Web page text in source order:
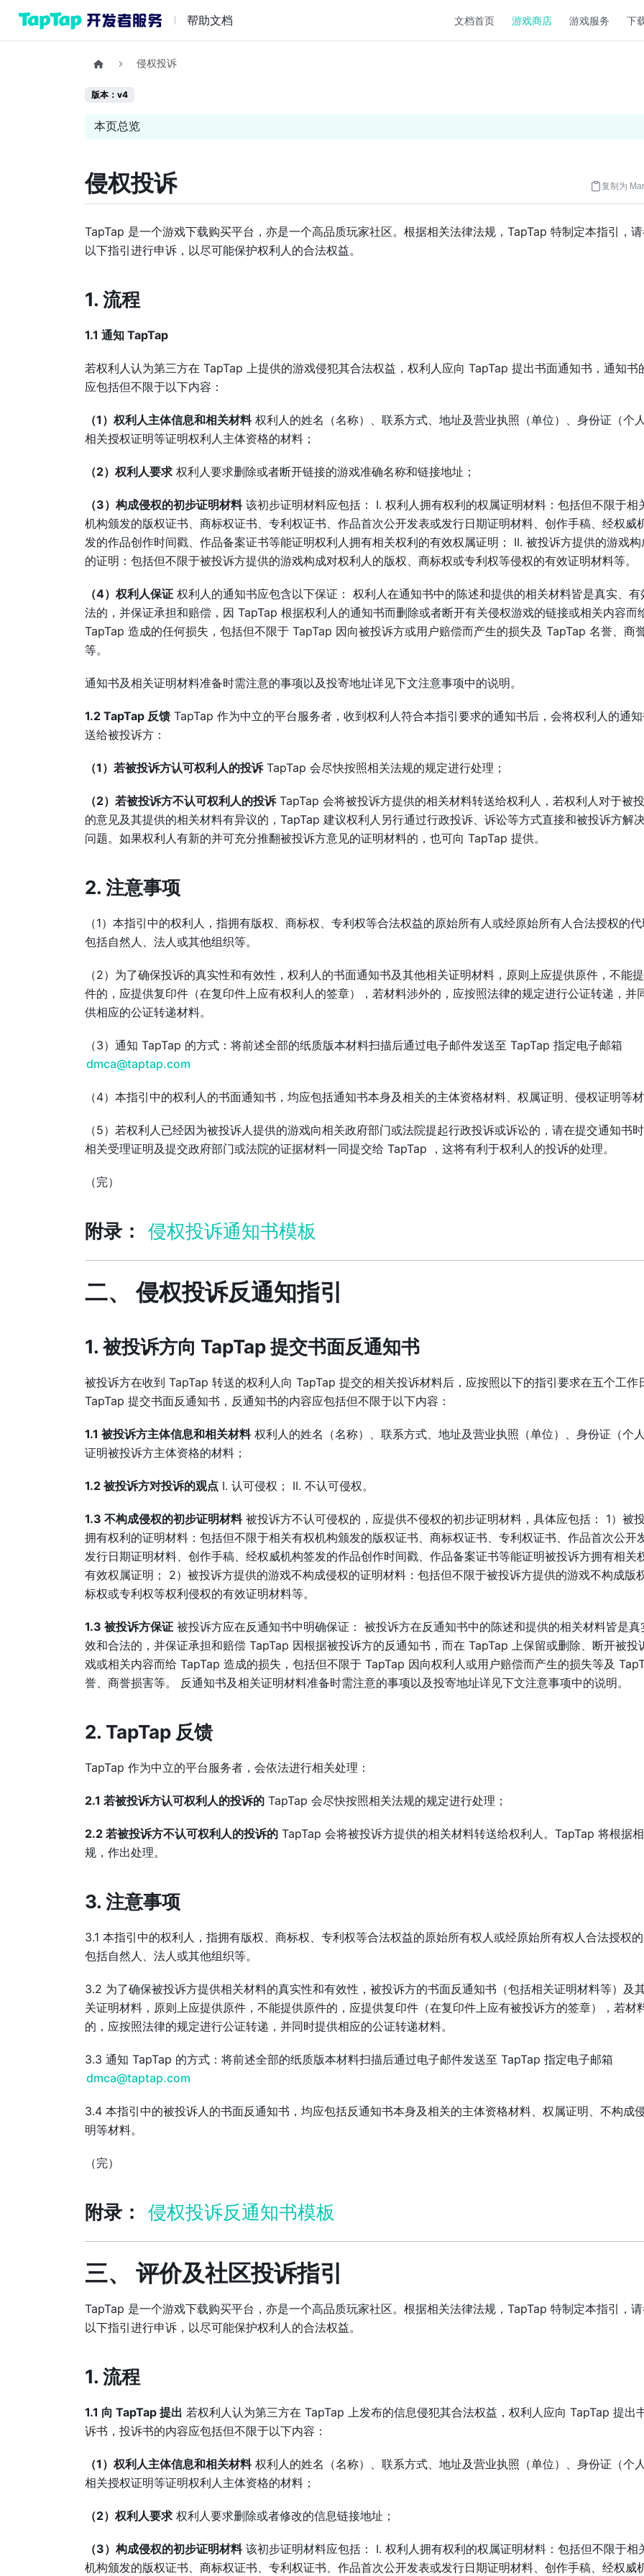
帮助文档 文档首页 游戏商店 游戏服务 下
侵权投诉
版本：v4
本页总览
侵权投诉 复制为
TapTap 是一个游戏下载购买平台，亦是一个高品质玩家社区。根据相关法律法规，TapTap 特制定本指引，
以下指引进行申诉，以尽可能保护权利人的合法权益。
1. 流程
1.1 通知 TapTap
若权利人认为第三方在 TapTap 上提供的游戏侵犯其合法权益，权利人应向 TapTap 提出书面通知书，通知书
应包括但不限于以下内容：
（1）权利人主体信息和相关材料权利人的姓名（名称）、联系方式、地址及营业执照（单位）、身份证（个人
相关授权证明等证明权利人主体资格的材料；
（2）权利人要求 权利人要求删除或者断开链接的游戏准确名称和链接地址；
（3）构成侵权的初步证明材料该初步证明材料应包括： I. 权利人拥有权利的权属证明材料：包括但不限于相
机构颁发的版权证书、商标权证书、专利权证书、作品首次公开发表或发行日期证明材料、创作手稿、经权威
发的作品创作时间戳、作品备案证书等能证明权利人拥有相关权利的有效权属证明； II. 被投诉方提供的游戏构
的证明：包括但不限于被投诉方提供的游戏构成对权利人的版权、商标权或专利权等侵权的有效证明材料等。
（4）权利人保证 权利人的通知书应包含以下保证： 权利人在通知书中的陈述和提供的相关材料皆是真实、有
法的，并保证承担和赔偿，因 TapTap 根据权利人的通知书而删除或者断开有关侵权游戏的链接或相关内容而
TapTap 造成的任何损失，包括但不限于 TapTap 因向被投诉方或用户赔偿而产生的损失及 TapTap 名誉、商
等。
通知书及相关证明材料准备时需注意的事项以及投寄地址详见下文注意事项中的说明。
1.2 TapTap 反馈 TapTap 作为中立的平台服务者，收到权利人符合本指引要求的通知书后，会将权利人的通
送给被投诉方：
（1）若被投诉方认可权利人的投诉TapTap 会尽快按照相关法规的规定进行处理；
（2）若被投诉方不认可权利人的投诉TapTap 会将被投诉方提供的相关材料转送给权利人，若权利人对于被
的意见及其提供的相关材料有异议的，TapTap 建议权利人另行通过行政投诉、诉讼等方式直接和被投诉方解
问题。如果权利人有新的并可充分推翻被投诉方意见的证明材料的，也可向 TapTap 提供。
2. 注意事项
（1）本指引中的权利人，指拥有版权、商标权、专利权等合法权益的原始所有人或经原始所有人合法授权的代
包括自然人、法人或其他组织等。
（2）为了确保投诉的真实性和有效性，权利人的书面通知书及其他相关证明材料，原则上应提供原件，不能
件的，应提供复印件（在复印件上应有权利人的签章），若材料涉外的，应按照法律的规定进行公证转递，并
供相应的公证转递材料。
（3）通知 TapTap 的方式：将前述全部的纸质版本材料扫描后通过电子邮件发送至 TapTap 指定电子邮箱
dmca@taptap.com
（4）本指引中的权利人的书面通知书，均应包括通知书本身及相关的主体资格材料、权属证明、侵权证明等材
（5）若权利人已经因为被投诉人提供的游戏向相关政府部门或法院提起行政投诉或诉讼的，请在提交通知书
相关受理证明及提交政府部门或法院的证据材料一同提交给 TapTap ，这将有利于权利人的投诉的处理。
（完）
附录： 侵权投诉通知书模板
二、 侵权投诉反通知指引
1. 被投诉方向 TapTap 提交书面反通知书
被投诉方在收到 TapTap 转送的权利人向 TapTap 提交的相关投诉材料后，应按照以下的指引要求在五个工作
TapTap 提交书面反通知书，反通知书的内容应包括但不限于以下内容：
1.1 被投诉方主体信息和相关材料权利人的姓名（名称）、联系方式、地址及营业执照（单位）、身份证（个
证明被投诉方主体资格的材料；
1.2 被投诉方对投诉的观点 I. 认可侵权； II. 不认可侵权。
1.3 不构成侵权的初步证明材料被投诉方不认可侵权的，应提供不侵权的初步证明材料，具体应包括： 1）被
拥有权利的证明材料：包括但不限于相关有权机构颁发的版权证书、商标权证书、专利权证书、作品首次公开
发行日期证明材料、创作手稿、经权威机构签发的作品创作时间戳、作品备案证书等能证明被投诉方拥有相关
有效权属证明； 2）被投诉方提供的游戏不构成侵权的证明材料：包括但不限于被投诉方提供的游戏不构成版
标权或专利权等权利侵权的有效证明材料等。
1.3 被投诉方保证 被投诉方应在反通知书中明确保证： 被投诉方在反通知书中的陈述和提供的相关材料皆是真
效和合法的，并保证承担和赔偿 TapTap 因根据被投诉方的反通知书，而在 TapTap 上保留或删除、断开被投
戏或相关内容而给 TapTap 造成的损失，包括但不限于 TapTap 因向权利人或用户赔偿而产生的损失等及
誉、商誉损害等。 反通知书及相关证明材料准备时需注意的事项以及投寄地址详见下文注意事项中的说明。
2. TapTap 反馈
TapTap 作为中立的平台服务者，会依法进行相关处理：
2.1 若被投诉方认可权利人的投诉的 TapTap 会尽快按照相关法规的规定进行处理；
2.2 若被投诉方不认可权利人的投诉的 TapTap 会将被投诉方提供的相关材料转送给权利人。TapTap 将根据
规，作出处理。
3. 注意事项
3.1 本指引中的权利人，指拥有版权、商标权、专利权等合法权益的原始所有权人或经原始所有权人合法授权的
包括自然人、法人或其他组织等。
3.2 为了确保被投诉方提供相关材料的真实性和有效性，被投诉方的书面反通知书（包括相关证明材料等）及
关证明材料，原则上应提供原件，不能提供原件的，应提供复印件（在复印件上应有被投诉方的签章），若材
的，应按照法律的规定进行公证转递，并同时提供相应的公证转递材料。
3.3 通知 TapTap 的方式：将前述全部的纸质版本材料扫描后通过电子邮件发送至 TapTap 指定电子邮箱
dmca@taptap.com
3.4 本指引中的被投诉人的书面反通知书，均应包括反通知书本身及相关的主体资格材料、权属证明、不构成
明等材料。
（完）
附录： 侵权投诉反通知书模板
三、 评价及社区投诉指引
TapTap 是一个游戏下载购买平台，亦是一个高品质玩家社区。根据相关法律法规，TapTap 特制定本指引，
以下指引进行申诉，以尽可能保护权利人的合法权益。
1. 流程
1.1 向 TapTap 提出 若权利人认为第三方在 TapTap 上发布的信息侵犯其合法权益，权利人应向 TapTap 提出
诉书，投诉书的内容应包括但不限于以下内容：
（1）权利人主体信息和相关材料权利人的姓名（名称）、联系方式、地址及营业执照（单位）、身份证（个人
相关授权证明等证明权利人主体资格的材料；
（2）权利人要求 权利人要求删除或者修改的信息链接地址；
（3）构成侵权的初步证明材料该初步证明材料应包括： I. 权利人拥有权利的权属证明材料：包括但不限于相
机构颁发的版权证书、商标权证书、专利权证书、作品首次公开发表或发行日期证明材料、创作手稿、经权威